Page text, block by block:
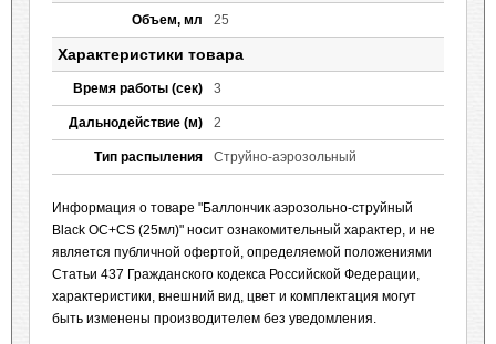
Объем, мл 25
Характеристики товара
Время работы (сек) 3
Дальнодействие (м) 2
Тип распыления Струйно-аэрозольный
Информация о товаре "Баллончик аэрозольно-струйный
Black OC+CS (25мл)" носит ознакомительный характер, и не
является публичной офертой, определяемой положениями
Статьи 437 Гражданского кодекса Российской Федерации,
характеристики, внешний вид, цвет и комплектация могут
быть изменены производителем без уведомления.